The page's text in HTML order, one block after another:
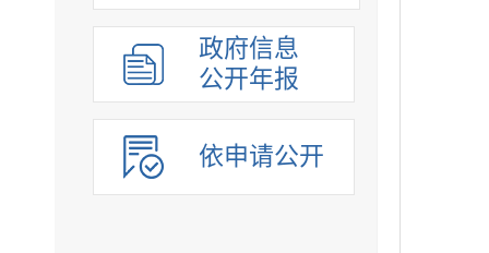
政府信息
公开年报
依申请公开